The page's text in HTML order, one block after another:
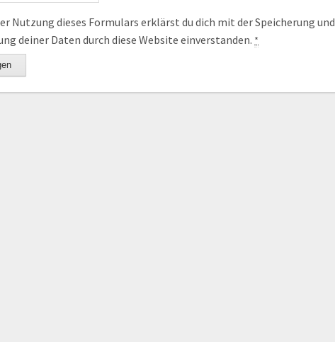
Nutzung dieses Formulars erklärst du dich mit der Speicherung und
deiner Daten durch diese Website einverstanden. *